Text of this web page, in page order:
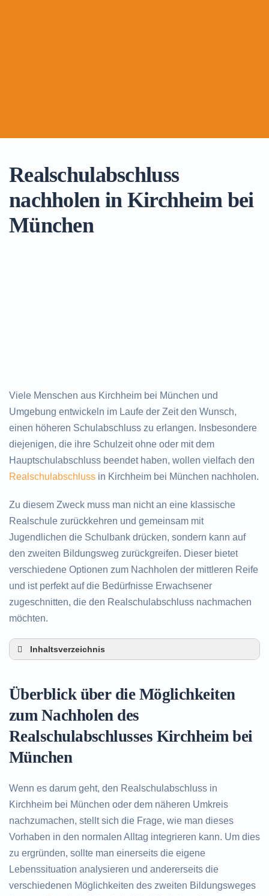
Realschulabschluss
nachholen in Kirchheim bei
München
Viele Menschen aus Kirchheim bei München und
Umgebung entwickeln im Laufe der Zeit den Wunsch,
einen höheren Schulabschluss zu erlangen. Insbesondere
diejenigen, die ihre Schulzeit ohne oder mit dem
Hauptschulabschluss beendet haben, wollen vielfach den
Realschulabschluss in Kirchheim bei München nachholen.
Zu diesem Zweck muss man nicht an eine klassische
Realschule zurückkehren und gemeinsam mit
Jugendlichen die Schulbank drücken, sondern kann auf
den zweiten Bildungsweg zurückgreifen. Dieser bietet
verschiedene Optionen zum Nachholen der mittleren Reife
und ist perfekt auf die Bedürfnisse Erwachsener
zugeschnitten, die den Realschulabschluss nachmachen
möchten.
Inhaltsverzeichnis
München
Alternativen zum nachträglichen Erwerb des
Realschulabschlusses in Kirchheim bei München
Beratung in Kirchheim bei München rund um das
Nachholen des Realschulabschlusses
Überblick über die Möglichkeiten
zum Nachholen des
Realschulabschlusses Kirchheim bei
München
Wenn es darum geht, den Realschulabschluss in
Kirchheim bei München oder dem näheren Umkreis
nachzumachen, stellt sich die Frage, wie man dieses
Vorhaben in den normalen Alltag integrieren kann. Um dies
zu ergründen, sollte man einerseits die eigene
Lebenssituation analysieren und andererseits die
verschiedenen Möglichkeiten des zweiten Bildungsweges